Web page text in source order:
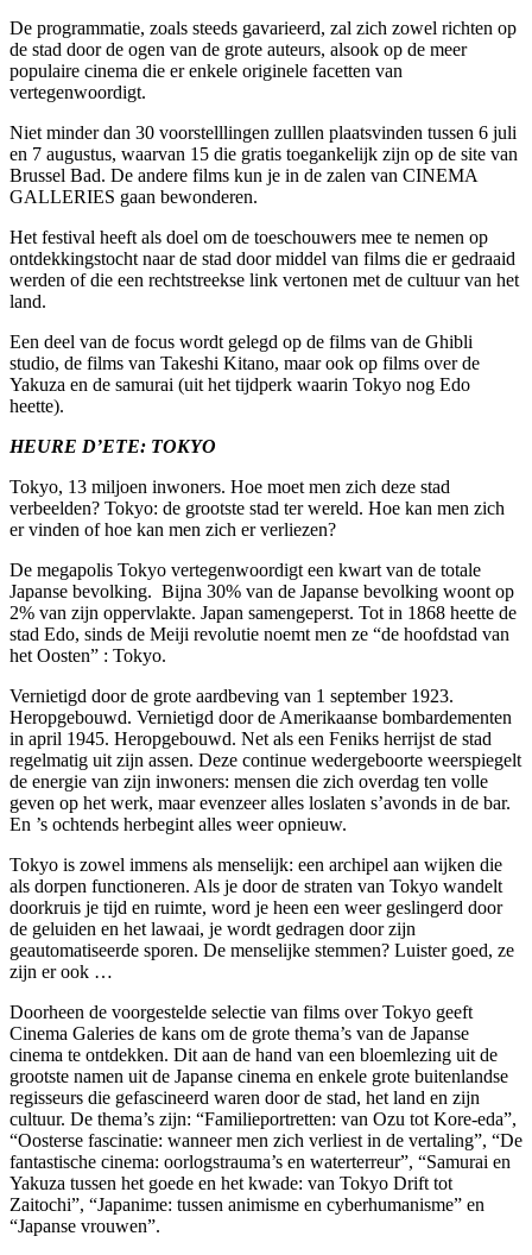
De programmatie, zoals steeds gavarieerd, zal zich zowel richten op
de stad door de ogen van de grote auteurs, alsook op de meer
populaire cinema die er enkele originele facetten van
vertegenwoordigt.
Niet minder dan 30 voorstelllingen zulllen plaatsvinden tussen 6 juli
en 7 augustus, waarvan 15 die gratis toegankelijk zijn op de site van
Brussel Bad. De andere films kun je in de zalen van CINEMA
GALLERIES gaan bewonderen.
Het festival heeft als doel om de toeschouwers mee te nemen op
ontdekkingstocht naar de stad door middel van films die er gedraaid
werden of die een rechtstreekse link vertonen met de cultuur van het
land.
Een deel van de focus wordt gelegd op de films van de Ghibli
studio, de films van Takeshi Kitano, maar ook op films over de
Yakuza en de samurai (uit het tijdperk waarin Tokyo nog Edo
heette).
HEURE D’ETE: TOKYO
Tokyo, 13 miljoen inwoners. Hoe moet men zich deze stad
verbeelden? Tokyo: de grootste stad ter wereld. Hoe kan men zich
er vinden of hoe kan men zich er verliezen?
De megapolis Tokyo vertegenwoordigt een kwart van de totale
Japanse bevolking. Bijna 30% van de Japanse bevolking woont op
2% van zijn oppervlakte. Japan samengeperst. Tot in 1868 heette de
stad Edo, sinds de Meiji revolutie noemt men ze “de hoofdstad van
het Oosten” : Tokyo.
Vernietigd door de grote aardbeving van 1 september 1923.
Heropgebouwd. Vernietigd door de Amerikaanse bombardementen
in april 1945. Heropgebouwd. Net als een Feniks herrijst de stad
regelmatig uit zijn assen. Deze continue wedergeboorte weerspiegelt
de energie van zijn inwoners: mensen die zich overdag ten volle
geven op het werk, maar evenzeer alles loslaten s’avonds in de bar.
En ’s ochtends herbegint alles weer opnieuw.
Tokyo is zowel immens als menselijk: een archipel aan wijken die
als dorpen functioneren. Als je door de straten van Tokyo wandelt
doorkruis je tijd en ruimte, word je heen een weer geslingerd door
de geluiden en het lawaai, je wordt gedragen door zijn
geautomatiseerde sporen. De menselijke stemmen? Luister goed, ze
zijn er ook …
Doorheen de voorgestelde selectie van films over Tokyo geeft
Cinema Galeries de kans om de grote thema’s van de Japanse
cinema te ontdekken. Dit aan de hand van een bloemlezing uit de
grootste namen uit de Japanse cinema en enkele grote buitenlandse
regisseurs die gefascineerd waren door de stad, het land en zijn
cultuur. De thema’s zijn: “Familieportretten: van Ozu tot Kore-eda”,
“Oosterse fascinatie: wanneer men zich verliest in de vertaling”, “De
fantastische cinema: oorlogstrauma’s en waterterreur”, “Samurai en
Yakuza tussen het goede en het kwade: van Tokyo Drift tot
Zaitochi”, “Japanime: tussen animisme en cyberhumanisme” en
“Japanse vrouwen”.